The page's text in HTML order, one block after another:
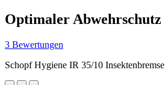
Optimaler Abwehrschutz
3 Bewertungen
Schopf Hygiene IR 35/10 Insektenbremse